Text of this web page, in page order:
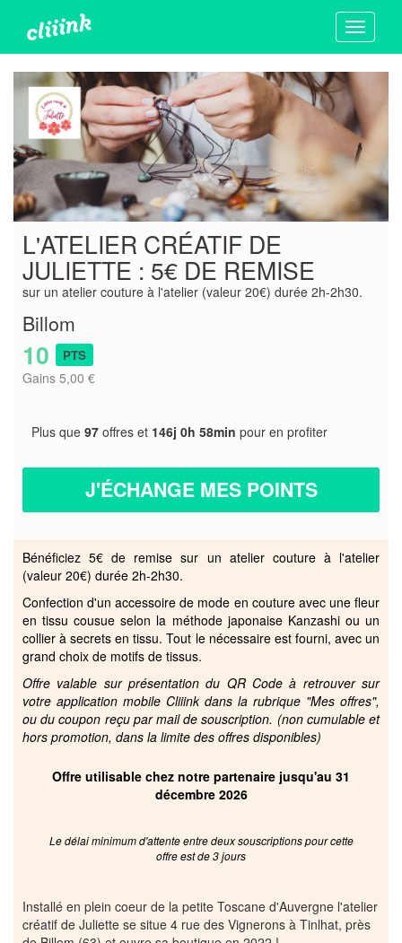
Toggle
L'ATELIER CRÉATIF DE
JULIETTE : 5€ DE REMISE
sur un atelier couture à l'atelier (valeur 20€) durée 2h-2h30.
Billom
10 PTS
Gains 5,00 €
Plus que 97 offres et 146j 0h 58min pour en profiter
J'ÉCHANGE MES POINTS
Bénéficiez 5€ de remise sur un atelier couture à l'atelier
(valeur 20€) durée 2h-2h30.
Confection d'un accessoire de mode en couture avec une fleur
en tissu cousue selon la méthode japonaise Kanzashi ou un
collier à secrets en tissu. Tout le nécessaire est fourni, avec un
grand choix de motifs de tissus.
Offre valable sur présentation du QR Code à retrouver sur
votre application mobile Cliiink dans la rubrique "Mes offres",
ou du coupon reçu par mail de souscription. (non cumulable et
hors promotion, dans la limite des offres disponibles)
Offre utilisable chez notre partenaire jusqu'au 31
décembre 2026
Le délai minimum d'attente entre deux souscriptions pour cette
offre est de 3 jours
Installé en plein coeur de la petite Toscane d'Auvergne l'atelier
créatif de Juliette se situe 4 rue des Vignerons à Tinlhat, près